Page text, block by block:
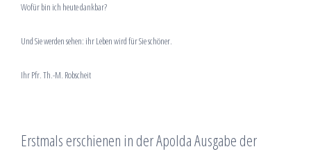
Wofür bin ich heute dankbar?
Und Sie werden sehen: ihr Leben wird für Sie schöner.
Ihr Pfr. Th.-M. Robscheit
Erstmals erschienen in der Apolda Ausgabe der